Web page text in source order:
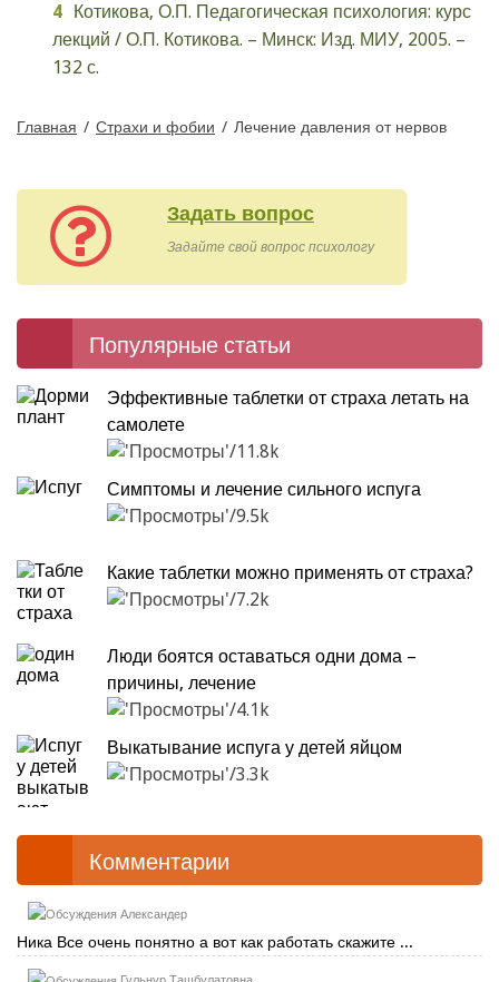
Котикова, О.П. Педагогическая психология: курс
лекций / О.П. Котикова. – Минск: Изд. МИУ, 2005. –
132 с.
Главная / Страхи и фобии / Лечение давления от нервов
Задать вопрос
Задайте свой вопрос психологу
Популярные статьи
Эффективные таблетки от страха летать на
самолете
11.8k
Симптомы и лечение сильного испуга
9.5k
Какие таблетки можно применять от страха?
7.2k
Люди боятся оставаться одни дома –
причины, лечение
4.1k
Выкатывание испуга у детей яйцом
3.3k
Комментарии
Александер
Ника Все очень понятно а вот как работать скажите ...